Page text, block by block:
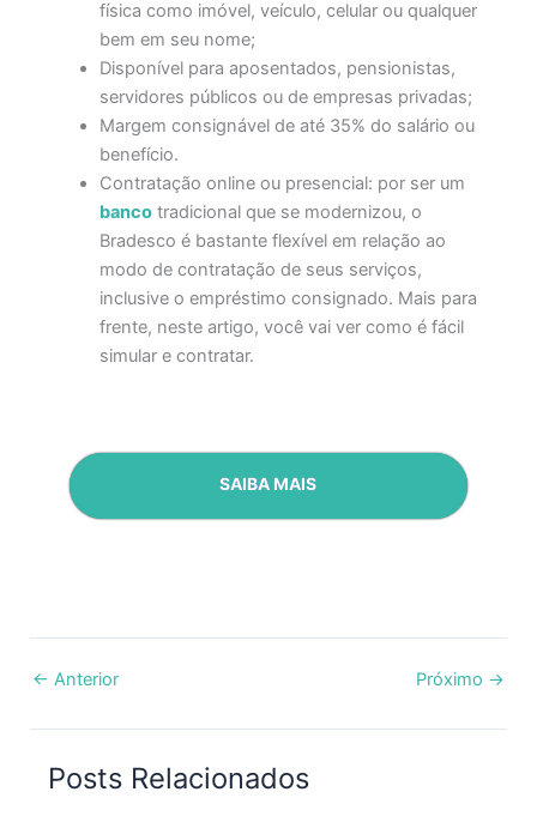
física como imóvel, veículo, celular ou qualquer
bem em seu nome;
Disponível para aposentados, pensionistas,
servidores públicos ou de empresas privadas;
Margem consignável de até 35% do salário ou
benefício.
Contratação online ou presencial: por ser um
banco tradicional que se modernizou, o
Bradesco é bastante flexível em relação ao
modo de contratação de seus serviços,
inclusive o empréstimo consignado. Mais para
frente, neste artigo, você vai ver como é fácil
simular e contratar.
SAIBA MAIS
← Anterior Próximo →
Posts Relacionados